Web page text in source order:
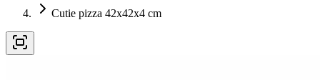
Cutie pizza 42x42x4 cm